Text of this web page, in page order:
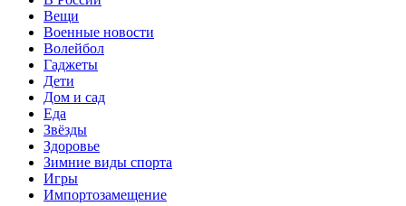
Вещи
Военные новости
Волейбол
Гаджеты
Дети
Дом и сад
Еда
Звёзды
Здоровье
Зимние виды спорта
Игры
Импортозамещение